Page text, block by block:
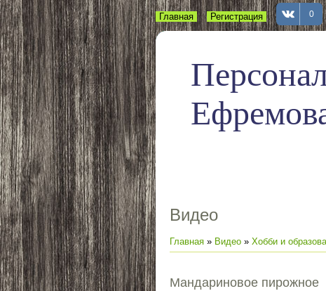
Главная Регистрация Вход
Видео
Главная » Видео » Хобби и
Мандариновое пирожное
0